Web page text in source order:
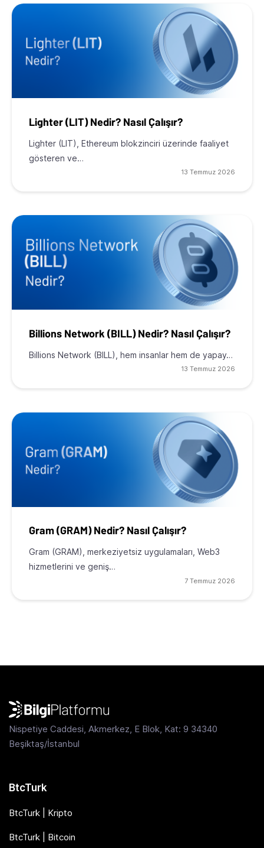
Lighter (LIT) Nedir? Nasıl Çalışır?
Lighter (LIT), Ethereum blokzinciri üzerinde faaliyet
gösteren ve…
13 Temmuz 2026
Billions Network (BILL) Nedir? Nasıl Çalışır?
Billions Network (BILL), hem insanlar hem de yapay…
13 Temmuz 2026
Gram (GRAM) Nedir? Nasıl Çalışır?
Gram (GRAM), merkeziyetsiz uygulamaları, Web3
hizmetlerini ve geniş…
7 Temmuz 2026
Nispetiye Caddesi, Akmerkez, E Blok, Kat: 9 34340
Beşiktaş/İstanbul
BtcTurk
BtcTurk | Kripto
BtcTurk | Bitcoin